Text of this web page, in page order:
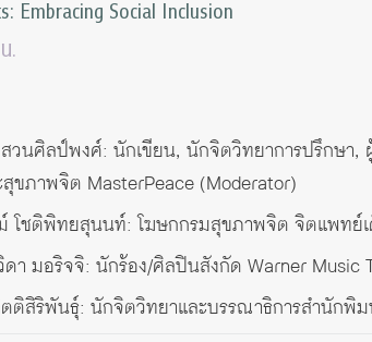
Embracing Social Inclusion
.
นศิลป์พงศ์: นักเขียน, นักจิตวิทยาการปรึกษา,
ขภาพจิต MasterPeace (Moderator)
โชติพิทยสุนนท์: โฆษกกรมสุขภาพจิต จิตแพทย์
า มอริจจิ: นักร้อง/ศิลปินสังกัด Warner Music
ติสิริพันธุ์: นักจิตวิทยาและบรรณาธิการสำนักพิม